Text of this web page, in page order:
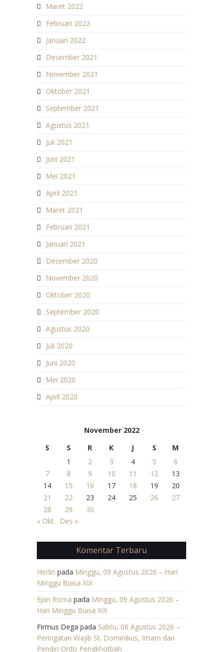
Maret 2022
Februari 2022
Januari 2022
Desember 2021
November 2021
Oktober 2021
September 2021
Agustus 2021
Juli 2021
Juni 2021
Mei 2021
April 2021
Maret 2021
Februari 2021
Januari 2021
Desember 2020
November 2020
Oktober 2020
September 2020
Agustus 2020
Juli 2020
Juni 2020
Mei 2020
April 2020
November 2022
S
S R K J S
M
1
2 3 4 5
6
7
8 9 10 11 12
13
14
15 16 17 18 19
20
21
22 23 24 25 26
27
28
29
30
« Okt
Des »
Komentar Terbaru
Herlin pada Minggu, 09 Agustus 2026 – Hari
Minggu Biasa XIX
Epin Roma pada Minggu, 09 Agustus 2026 –
Hari Minggu Biasa XIX
Firmus Dega pada Sabtu, 08 Agustus 2026 –
Peringatan Wajib St. Dominikus, Imam dan
Pendiri Ordo Pengkhotbah